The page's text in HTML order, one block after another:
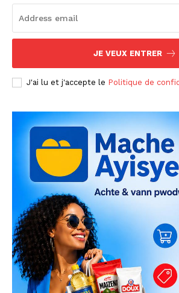
JE VEUX ENTRER
J'ai lu et j'accepte le Politique de